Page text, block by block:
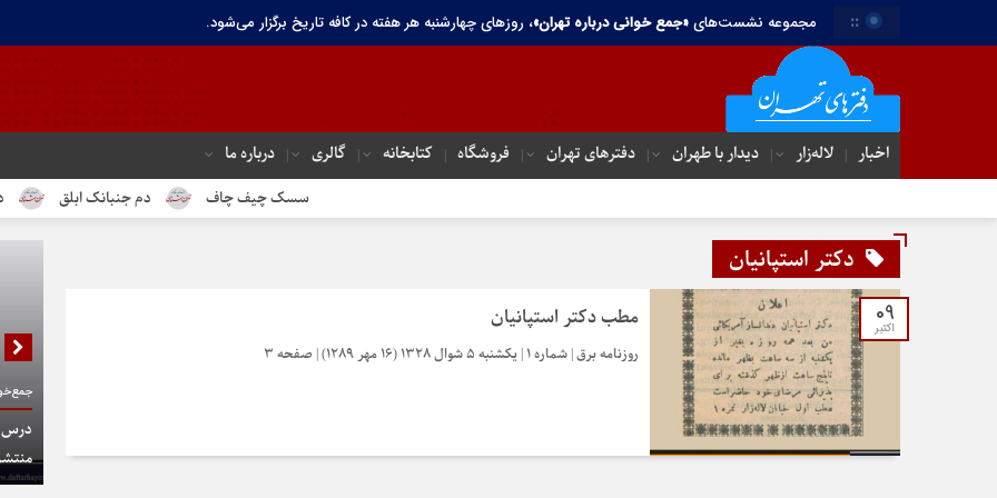
:: مجموعه نشست‌های«جمع خوانی درباره تهران»، روزهای چهارشنبه هر هفته در کافه تاریخ برگزار می‌شود.
اخبار لاله‌زار دیدار با طهران دفترهای تهران‌ فروشگاه کتابخانه گالری درباره ما
سسک چیف چاف دم جنبانک ابلق درباره
دکتر استپانیان
09
اکتبر مطب دکتر استپانیان
روزنامه برق | شماره ۱ | یکشنبه ۵ شوال ۱۳۲۸ (۱۶ مهر ۱۲۸۹) | صفحه ۳
درس